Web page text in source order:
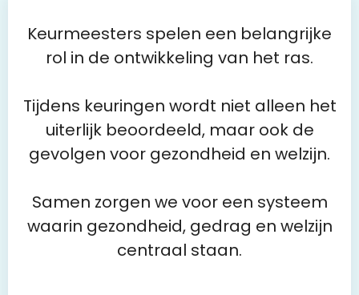
Keurmeesters spelen een belangrijke
rol in de ontwikkeling van het ras.
Tijdens keuringen wordt niet alleen het
uiterlijk beoordeeld, maar ook de
gevolgen voor gezondheid en welzijn.
Samen zorgen we voor een systeem
waarin gezondheid, gedrag en welzijn
centraal staan.